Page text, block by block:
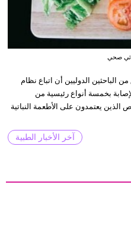
صحي
الدوليين أن اتباع نظام
بخمسة أنواع رئيسية من
يعتمدون على الأطعمة النباتية
آخر الأخبار الطبية